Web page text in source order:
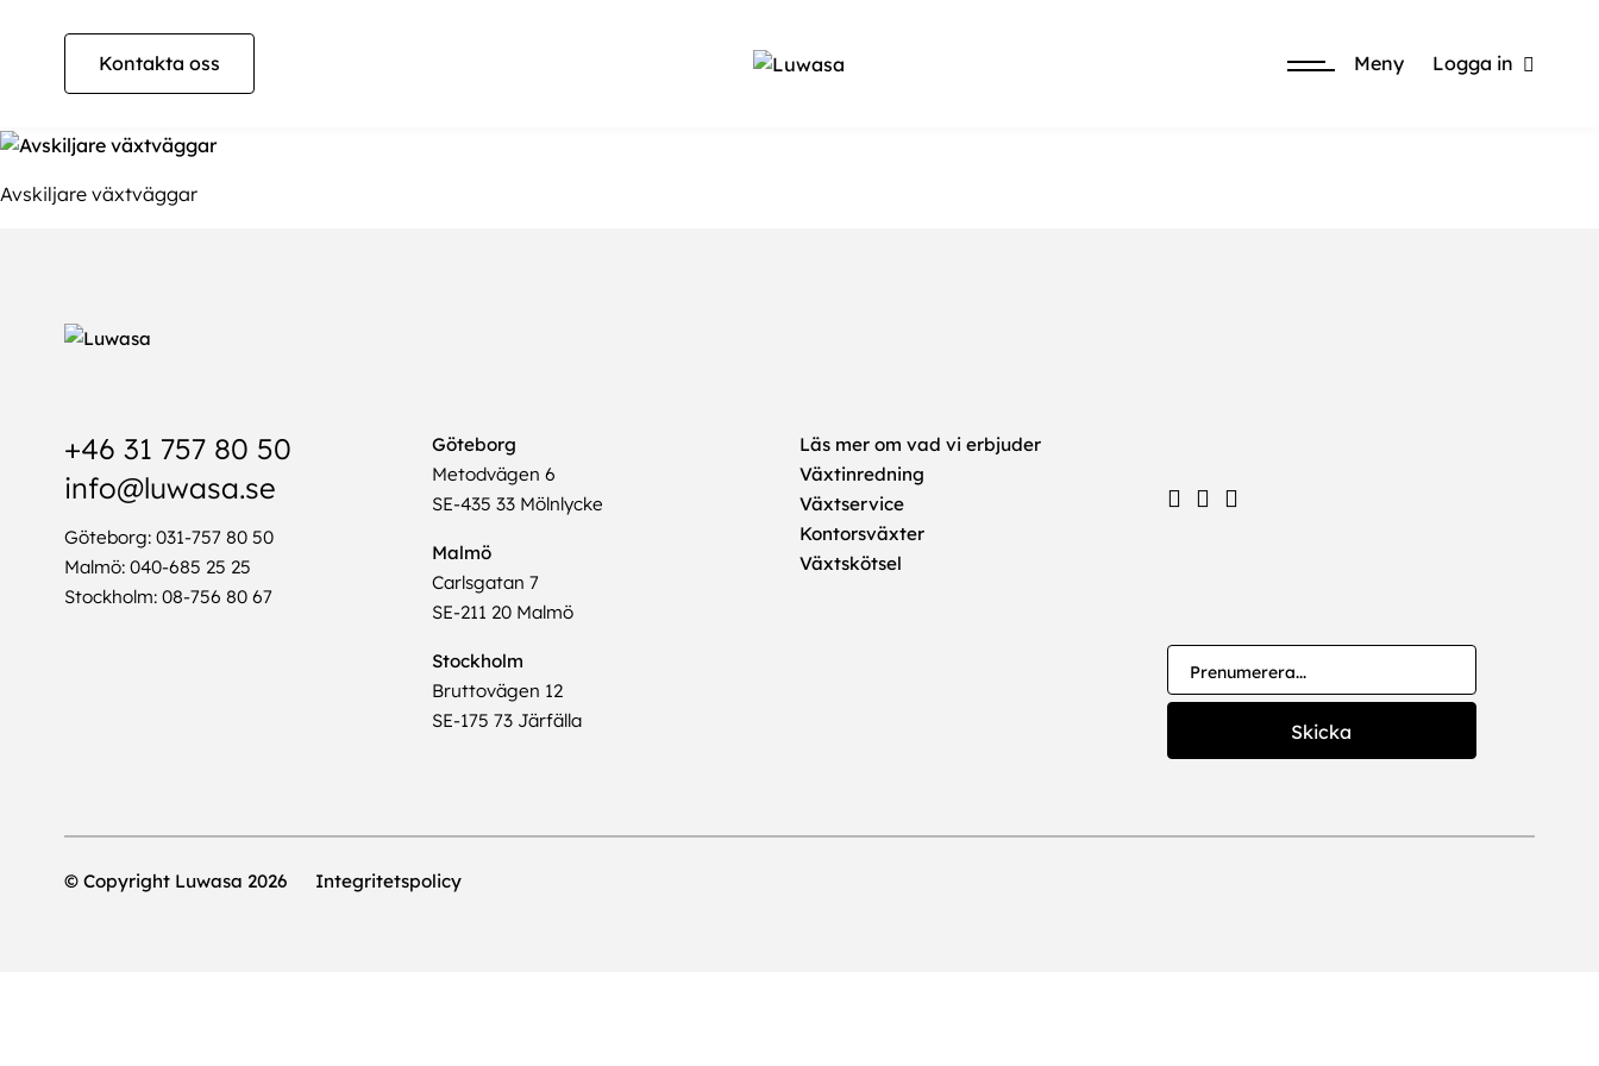
Kontakta oss Meny Logga in
Avskiljare växtväggar
+46 31 757 80 50
info@luwasa.se
Göteborg: 031-757 80 50
Malmö: 040-685 25 25
Stockholm: 08-756 80 67
Göteborg
Metodvägen 6
SE-435 33 Mölnlycke
Malmö
Carlsgatan 7
SE-211 20 Malmö
Stockholm
Bruttovägen 12
SE-175 73 Järfälla
Läs mer om vad vi erbjuder
Växtinredning
Växtservice
Kontorsväxter
Växtskötsel
© Copyright Luwasa 2026 Integritetspolicy